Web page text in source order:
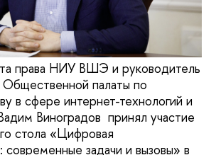
права НИУ ВШЭ и руководитель
Общественной палаты по
в сфере интернет-технологий и
Виноградов принял участие
стола «Цифровая
задачи и вызовы» в